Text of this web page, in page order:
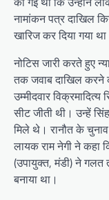
नामांकन पत्र दाखिल
खारिज कर दिया गया
नोटिस जारी करते हुए
तक जवाब दाखिल करने
उम्मीदवार
सीट जीती थी। उन्हें
मिले थे। रानौत के
लायक राम नेगी ने कहा
(उपायुक्त, मंडी) ने गलत
बनाया था।